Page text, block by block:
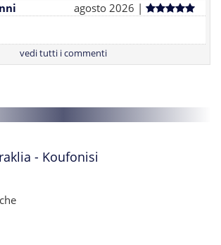
agosto 2026 |
vedi tutti i commenti
- Koufonisi